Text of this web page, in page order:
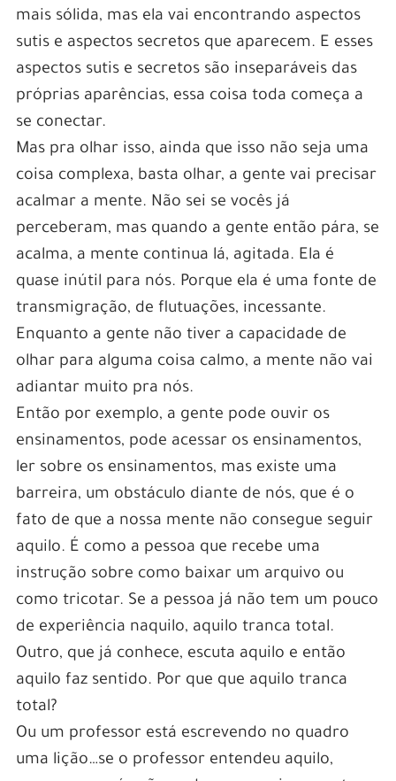
mais sólida, mas ela vai encontrando aspectos
sutis e aspectos secretos que aparecem. E esses
aspectos sutis e secretos são inseparáveis das
próprias aparências, essa coisa toda começa a
se conectar.
Mas pra olhar isso, ainda que isso não seja uma
coisa complexa, basta olhar, a gente vai precisar
acalmar a mente. Não sei se vocês já
perceberam, mas quando a gente então pára, se
acalma, a mente continua lá, agitada. Ela é
quase inútil para nós. Porque ela é uma fonte de
transmigração, de flutuações, incessante.
Enquanto a gente não tiver a capacidade de
olhar para alguma coisa calmo, a mente não vai
adiantar muito pra nós.
Então por exemplo, a gente pode ouvir os
ensinamentos, pode acessar os ensinamentos,
ler sobre os ensinamentos, mas existe uma
barreira, um obstáculo diante de nós, que é o
fato de que a nossa mente não consegue seguir
aquilo. É como a pessoa que recebe uma
instrução sobre como baixar um arquivo ou
como tricotar. Se a pessoa já não tem um pouco
de experiência naquilo, aquilo tranca total.
Outro, que já conhece, escuta aquilo e então
aquilo faz sentido. Por que que aquilo tranca
total?
Ou um professor está escrevendo no quadro
uma lição…se o professor entendeu aquilo,